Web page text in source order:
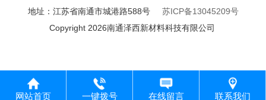
地址：江苏省南通市城港路588号 苏ICP备13045209号
Copyright 2026南通泽西新材料科技有限公司
网站首页 一键拨号 在线留言 联系我们